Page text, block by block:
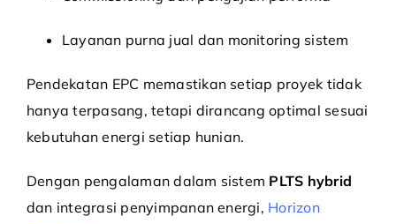
Layanan purna jual dan monitoring sistem
Pendekatan EPC memastikan setiap proyek tidak
hanya terpasang, tetapi dirancang optimal sesuai
kebutuhan energi setiap hunian.
Dengan pengalaman dalam sistem PLTS hybrid
dan integrasi penyimpanan energi, Horizon